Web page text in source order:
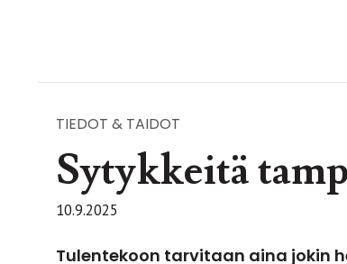
TIEDOT & TAIDOT
Sytykkeitä
10.9.2025
Tulentekoon tarvitaan aina jokin